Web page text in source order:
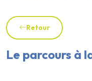
Retour
Le parcours à